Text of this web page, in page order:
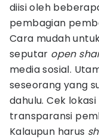
diisi oleh
pembagian
Cara mudah
seputar open
media sosial.
seseorang yang
dahulu. Cek
transparansi
Kalaupun harus